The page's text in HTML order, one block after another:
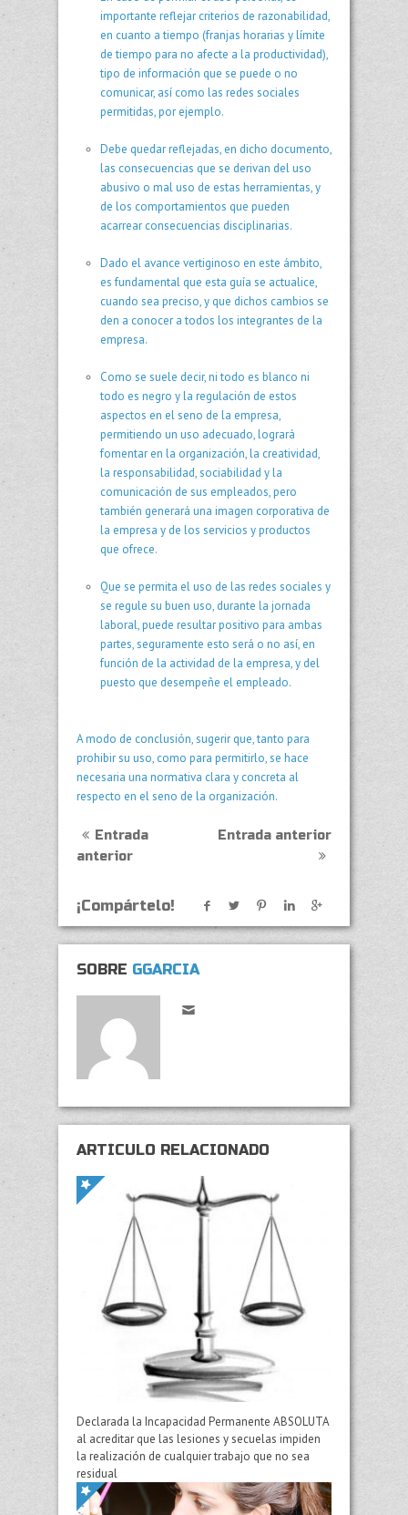
importante reflejar criterios de razonabilidad,
en cuanto a tiempo (franjas horarias y límite
de tiempo para no afecte a la productividad),
tipo de información que se puede o no
comunicar, así como las redes sociales
permitidas, por ejemplo.
Debe quedar reflejadas, en dicho documento,
las consecuencias que se derivan del uso
abusivo o mal uso de estas herramientas, y
de los comportamientos que pueden
acarrear consecuencias disciplinarias.
Dado el avance vertiginoso en este ámbito,
es fundamental que esta guía se actualice,
cuando sea preciso, y que dichos cambios se
den a conocer a todos los integrantes de la
empresa.
Como se suele decir, ni todo es blanco ni
todo es negro y la regulación de estos
aspectos en el seno de la empresa,
permitiendo un uso adecuado, logrará
fomentar en la organización, la creatividad,
la responsabilidad, sociabilidad y la
comunicación de sus empleados, pero
también generará una imagen corporativa de
la empresa y de los servicios y productos
que ofrece.
Que se permita el uso de las redes sociales y
se regule su buen uso, durante la jornada
laboral, puede resultar positivo para ambas
partes, seguramente esto será o no así, en
función de la actividad de la empresa, y del
puesto que desempeñe el empleado.
A modo de conclusión, sugerir que, tanto para
prohibir su uso, como para permitirlo, se hace
necesaria una normativa clara y concreta al
respecto en el seno de la organización.
Entrada
anterior
Entrada anterior
¡Compártelo!
SOBRE GGARCIA
ARTÍCULO RELACIONADO
Declarada la Incapacidad Permanente ABSOLUTA
al acreditar que las lesiones y secuelas impiden
la realización de cualquier trabajo que no sea
residual